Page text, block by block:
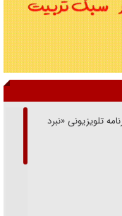
تلویزیونی «نبرد